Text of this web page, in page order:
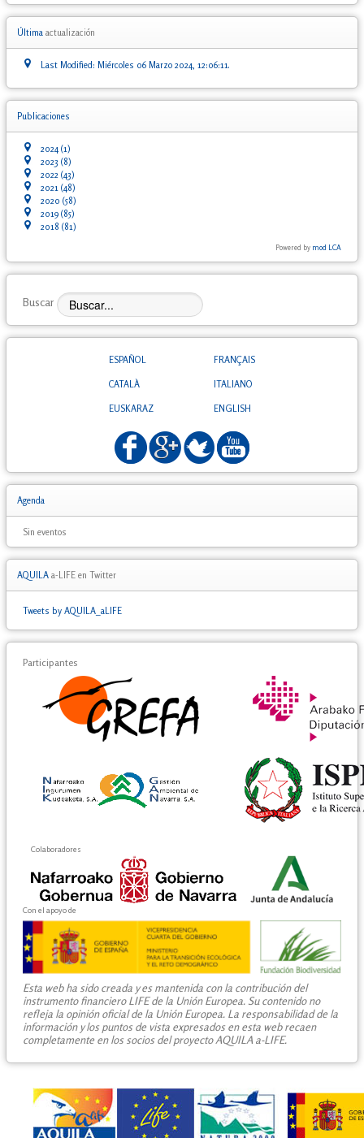
Última actualización
Last Modified: Miércoles 06 Marzo 2024, 12:06:11.
Publicaciones
2024 (1)
2023 (8)
2022 (43)
2021 (48)
2020 (58)
2019 (85)
2018 (81)
Powered by mod LCA
Buscar
ESPAÑOL
CATALÀ
EUSKARAZ
FRANÇAIS
ITALIANO
ENGLISH
Agenda
Sin eventos
AQUILA a-LIFE en Twitter
Tweets by AQUILA_aLIFE
Participantes
Colaboradores
Con el apoyo de
Esta web ha sido creada y es mantenida con la contribución del
instrumento financiero LIFE de la Unión Europea. Su contenido no
refleja la opinión oficial de la Unión Europea. La responsabilidad de la
información y los puntos de vista expresados en esta web recaen
completamente en los socios del proyecto AQUILA a-LIFE.